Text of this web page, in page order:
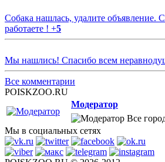
Собака нашлась, удалите объявление.
работаете ! +5
Мы нашлись! Спасибо всем
Все комментарии
POISKZOO.RU
Модератор
Все
Мы в социальных сетях